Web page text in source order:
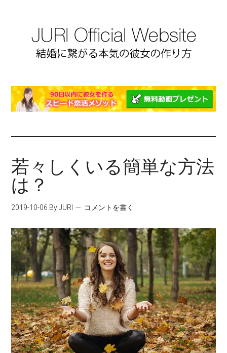
若々しくいる簡単な方法
は？
2019-10-06 By JURI コメントを書く